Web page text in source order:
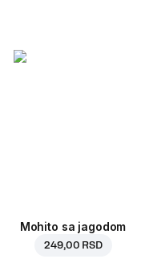
Mohito sa jagodom
249,00 RSD